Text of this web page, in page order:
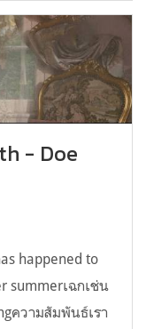
- Doe
happened to
summerเฉกเช่น
ความสัมพันธ์เรา